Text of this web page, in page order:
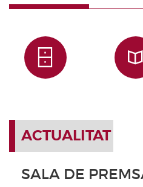
ACTUALITAT
SALA DE